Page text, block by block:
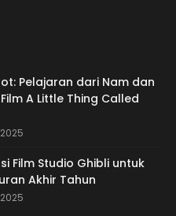
Pelajaran dari Nam dan
A Little Thing Called
Film Studio Ghibli untuk
Akhir Tahun